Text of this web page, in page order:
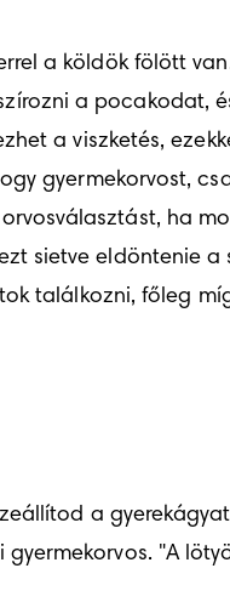
a köldök fölött
a pocakodat,
a viszketés,
gyermekorvost,
ha
sietve eldöntenie
találkozni, főleg
a
"A